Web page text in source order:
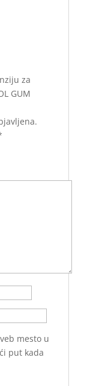
za
GUM
mesto u
put kada